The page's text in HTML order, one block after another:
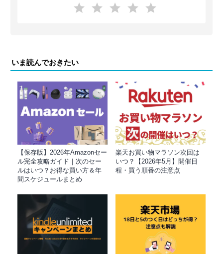
いま読んでおきたい
【保存版】2026年Amazonセー
ル完全攻略ガイド｜次のセー
ルはいつ？お得な買い方＆年
間スケジュールまとめ
楽天お買い物マラソン次回は
いつ？【2026年5月】開催日
程・買う順番の注意点